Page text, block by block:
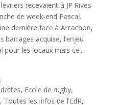
recevaient à JP Rives
de week-end Pascal.
dernière face à Arcachon,
barrages acquise, l’enjeu
les locaux mais ce...
, Ecole de rugby,
, Toutes les infos de l'EdR,